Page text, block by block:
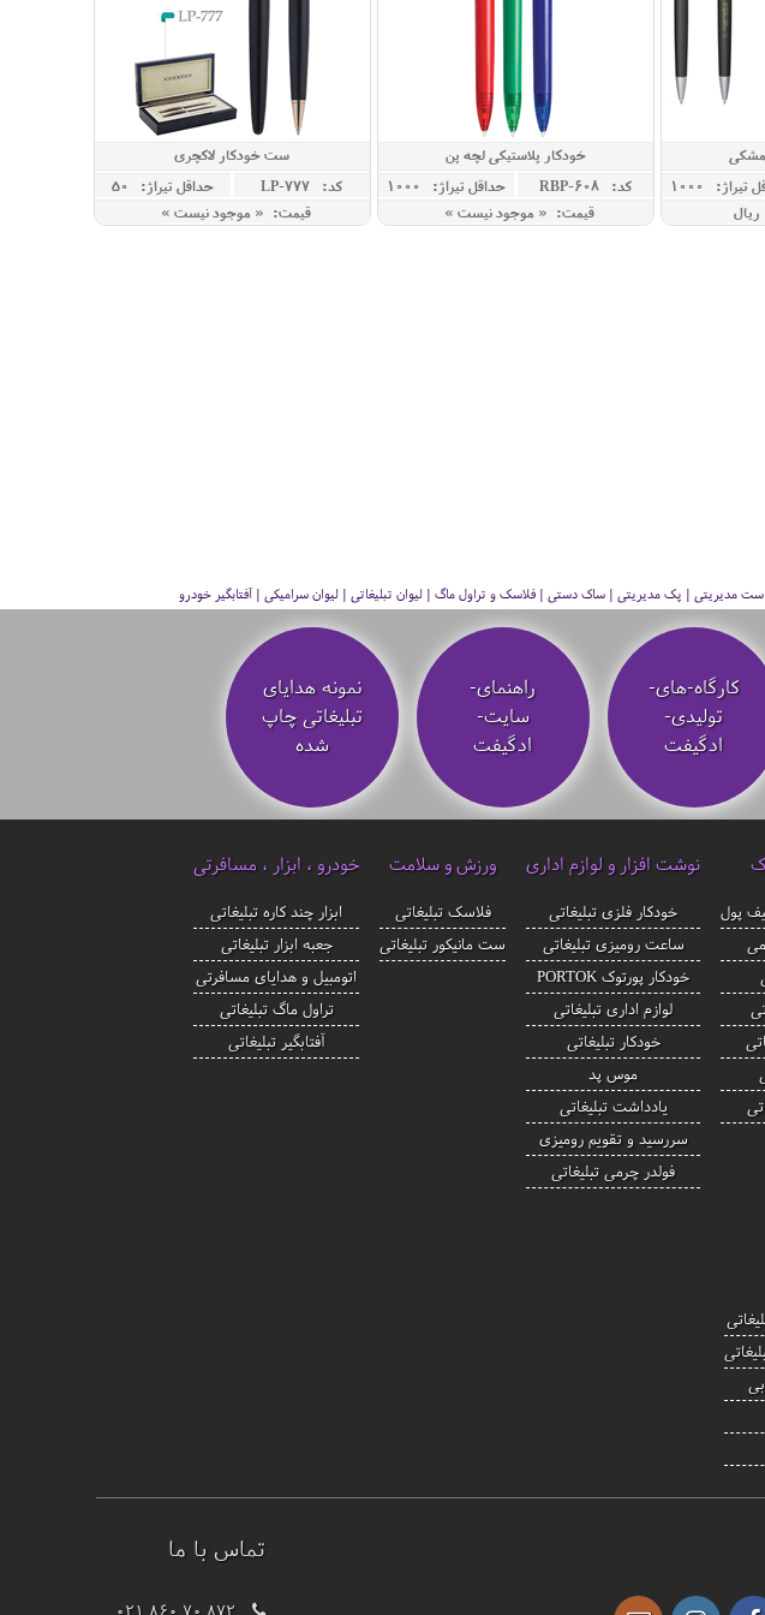
مشکی
1000
خودکار پلاستیکی لچه پن
کد: RBP-608
حداقل تيراژ: 1000
قیمت: « موجود نیست »
ست خودکار لاکچری
کد: LP-777
حداقل تيراژ: 50
قیمت: « موجود نیست »
مدیریتی | پک مدیریتی | ساک دستی | فلاسک و تراول ماگ | لیوان تبلیغاتی | لیوان سرامیکی | آفتابگیر خودرو
کارگاه-های-
تولیدی-
ادگیفت
راهنمای-
سایت-
ادگیفت
نمونه هدایای
تبلیغاتی چاپ
شده
پول
نوشت افزار و لوازم اداری
خودکار فلزی تبلیغاتی
ساعت رومیزی تبلیغاتی
خودکار پورتوک PORTOK
لوازم اداری تبلیغاتی
خودکار تبلیغاتی
موس پد
یادداشت تبلیغاتی
سررسید و تقویم رومیزی
فولدر چرمی تبلیغاتی
ورزش و سلامت
فلاسک تبلیغاتی
ست مانیکور تبلیغاتی
خودرو ، ابزار ، مسافرتی
ابزار چند کاره تبلیغاتی
جعبه ابزار تبلیغاتی
اتومبیل و هدایای مسافرتی
تراول ماگ تبلیغاتی
آفتابگیر تبلیغاتی
تماس با ما